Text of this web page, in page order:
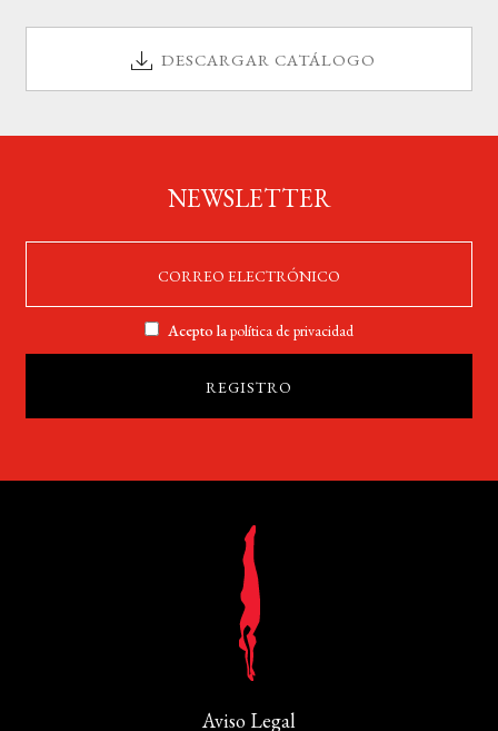
DESCARGAR CATÁLOGO
NEWSLETTER
Acepto lapolítica de privacidad
Aviso Legal